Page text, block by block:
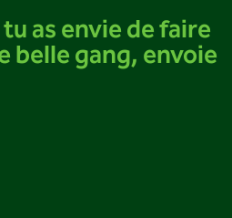
as envie de faire
belle gang, envoie